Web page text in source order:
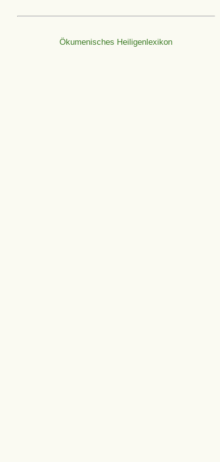
Ökumenisches Heiligenlexikon